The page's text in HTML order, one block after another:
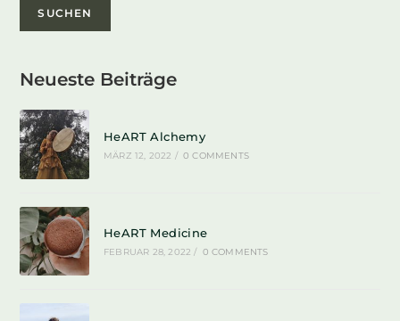
SUCHEN
Neueste Beiträge
HeART Alchemy
MÄRZ 12, 2022 / 0 COMMENTS
HeART Medicine
FEBRUAR 28, 2022 / 0 COMMENTS